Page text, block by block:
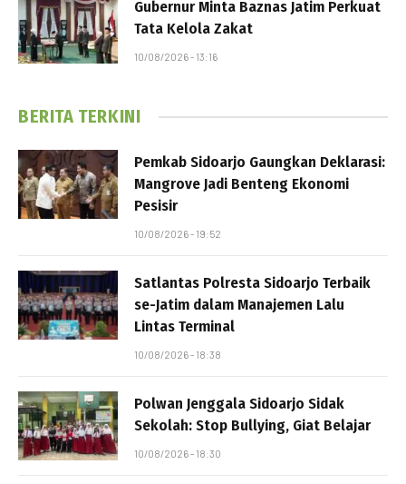
Gubernur Minta Baznas Jatim Perkuat
Tata Kelola Zakat
10/08/2026 - 13:16
BERITA TERKINI
Pemkab Sidoarjo Gaungkan Deklarasi:
Mangrove Jadi Benteng Ekonomi
Pesisir
10/08/2026 - 19:52
Satlantas Polresta Sidoarjo Terbaik
se-Jatim dalam Manajemen Lalu
Lintas Terminal
10/08/2026 - 18:38
Polwan Jenggala Sidoarjo Sidak
Sekolah: Stop Bullying, Giat Belajar
10/08/2026 - 18:30